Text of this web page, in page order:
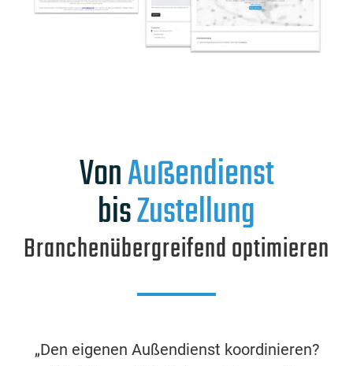
VonAußendienst
bisZustellung
Branchenübergreifend optimieren
„Den eigenen Außendienst koordinieren?